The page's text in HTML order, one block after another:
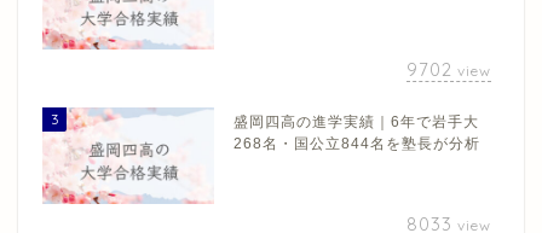
9702 view
3
盛岡四高の進学実績｜6年で岩手大
268名・国公立844名を塾長が分析
8033 view